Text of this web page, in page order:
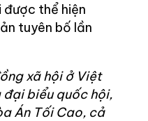
được thể hiện
tuyên bố lần
xã hội ở Việt
biểu quốc hội,
Án Tối Cao, cả